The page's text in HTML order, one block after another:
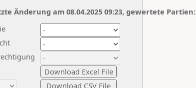
Änderung am 08.04.2025 09:23, gewertete Partien: